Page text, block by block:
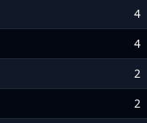
4
4
2
2